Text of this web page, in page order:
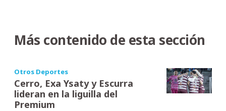
Más contenido de esta sección
Otros Deportes
Cerro, Exa Ysaty y Escurra
lideran en la liguilla del
Premium